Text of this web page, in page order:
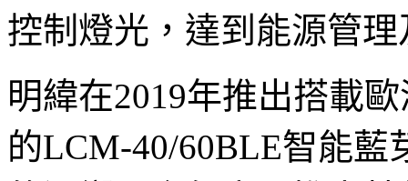
控制燈光，達到能源管
明緯在2019年推出搭載
的LCM-40/60BLE智能